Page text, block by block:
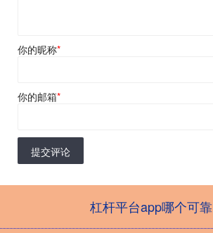
你的昵称*
你的邮箱*
提交评论
杠杆平台app哪个可靠